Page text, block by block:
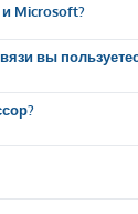
Microsoft?
вы